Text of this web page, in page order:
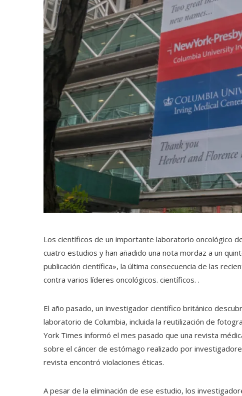
Los científicos de un importante laboratorio oncológico
cuatro estudios y han añadido una nota mordaz a un
publicación científica», la última consecuencia de las
contra varios líderes oncológicos. científicos. .
El año pasado, un investigador científico británico
laboratorio de Columbia, incluida la reutilización de
York Times informó el mes pasado que una revista
sobre el cáncer de estómago realizado por
revista encontró violaciones éticas.
A pesar de la eliminación de ese estudio, los